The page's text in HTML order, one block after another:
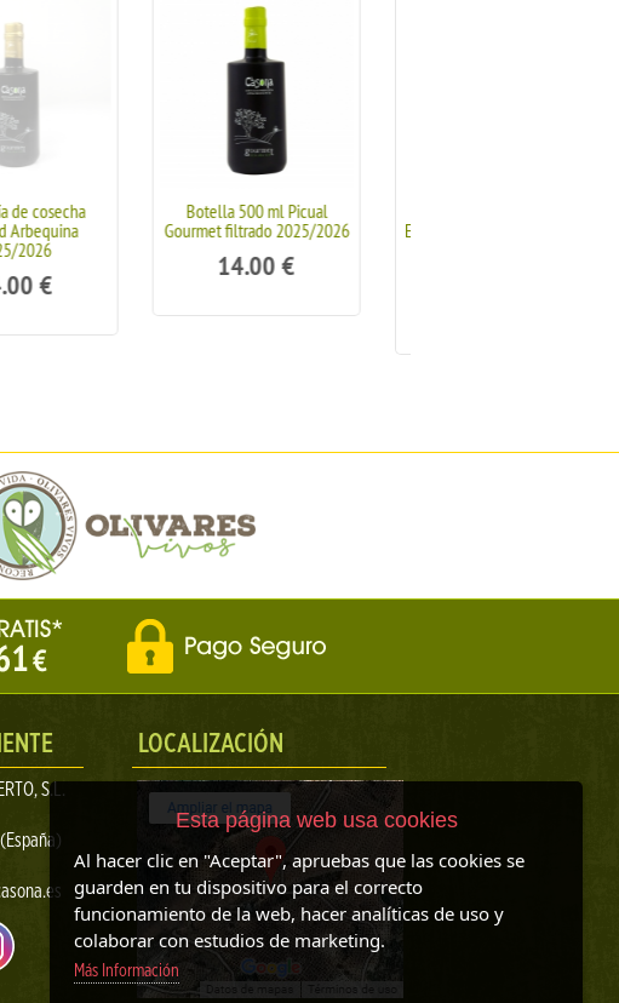
500 ml Picual
filtrado 2025/2026
14.00
Botella 100 ml. AOVE
Ecológico de variedad picual
2025/2026
S.L.
LOCALIZACIÓN
Esta página web usa cookies
Al hacer clic en "Aceptar", apruebas que las cookies se
guarden en tu dispositivo para el correcto
funcionamiento de la web, hacer analíticas de uso y
colaborar con estudios de marketing.
Más Información